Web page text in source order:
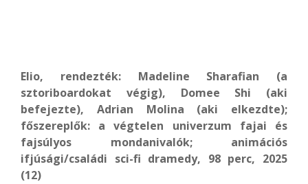
Elio, rendezték: Madeline Sharafian (a
sztoriboardokat végig), Domee Shi (aki
befejezte), Adrian Molina (aki elkezdte);
főszereplők: a végtelen univerzum fajai és
fajsúlyos mondanivalók; animációs
ifjúsági/családi sci-fi dramedy, 98 perc, 2025
(12)